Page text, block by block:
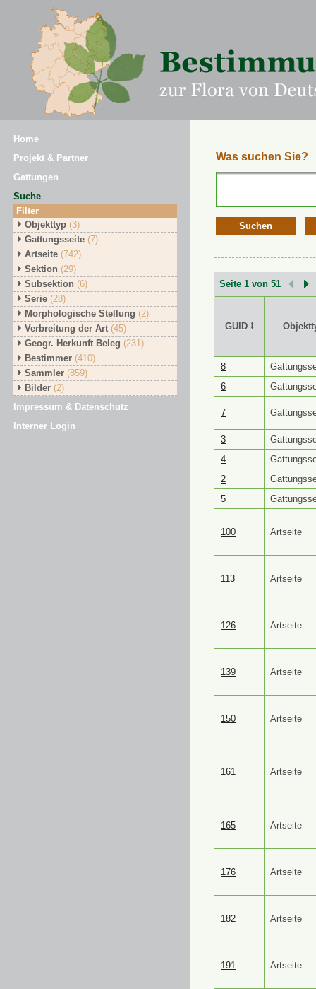
Home
Projekt & Partner
Gattungen
Suche
Filter
Objekttyp (3)
Gattungsseite (7)
Artseite (742)
Sektion (29)
Subsektion (6)
Serie (28)
Morphologische Stellung (2)
Verbreitung der Art (45)
Geogr. Herkunft Beleg (231)
Bestimmer (410)
Sammler (859)
Bilder (2)
Impressum & Datenschutz
Interner Login
Was suchen Sie?
Suchen
Seite 1 von 51
GUID ⭥
GUID ⭥
8
6
7
3
4
2
5
100 Artseite
113 Artseite
126 Artseite
139 Artseite
150 Artseite
161 Artseite
165 Artseite
176 Artseite
182 Artseite
191 Artseite